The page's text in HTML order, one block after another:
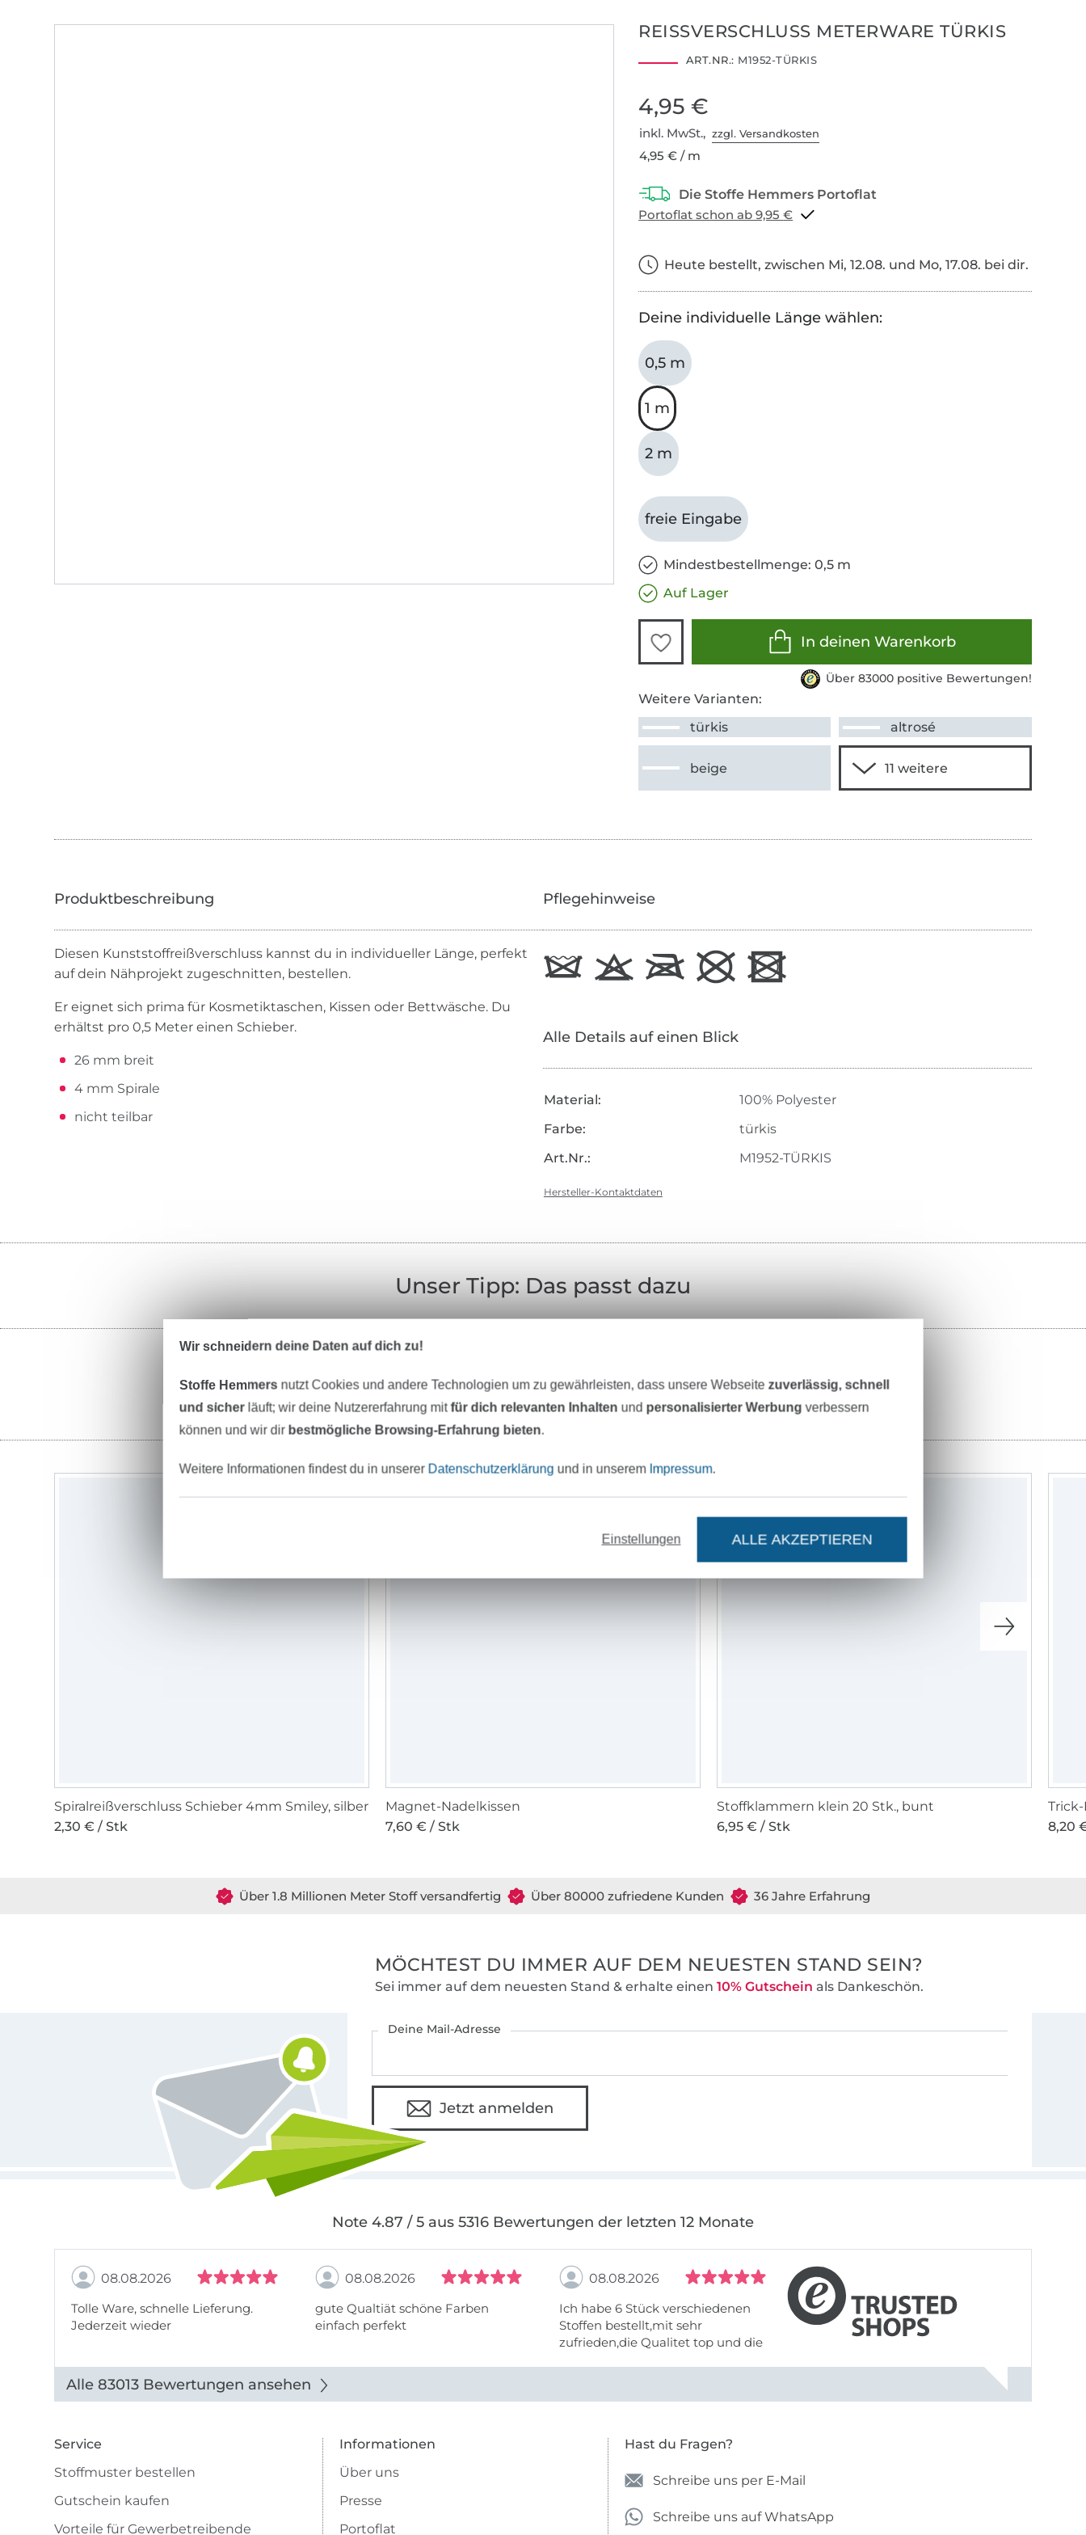
REISSVERSCHLUSS METERWARE TÜRKIS
ART.NR.: M1952-TÜRKIS
4,95 €
inkl. MwSt.,zzgl. Versandkosten
4,95 € / m
Portoflat schon ab 9,95 €
Heute bestellt, zwischen Mi, 12.08. und Mo, 17.08. bei dir.
Deine individuelle Länge wählen:
0,5 m
1 m
2 m
freie Eingabe
Mindestbestellmenge: 0,5 m
Auf Lager
In deinen Warenkorb
Über 83000 positive Bewertungen!
Weitere Varianten:
türkis
altrosé
beige
Diesen Kunststoffreißverschluss kannst du in individueller Länge, perfekt
auf dein Nähprojekt zugeschnitten, bestellen.
Er eignet sich prima für Kosmetiktaschen, Kissen oder Bettwäsche. Du
erhältst pro 0,5 Meter einen Schieber.
26 mm breit
4 mm Spirale
nicht teilbar
Pflegehinweise
Alle Details auf einen Blick
Material:
100% Polyester
Farbe:
türkis
Art.Nr.:
M1952-TÜRKIS
Hersteller-Kontaktdaten
Unser Tipp: Das passt dazu
Nähzubehör Schnittmuster
Spiralreißverschluss Schieber 4mm Smiley, silber
2,30 € / Stk
Magnet-Nadelkissen
7,60 € / Stk
Stoffklammern klein 20 Stk., bunt
6,95 € / Stk
8,20
Über 1.8 Millionen Meter Stoff versandfertig Über 80000 zufriedene Kunden 36 Jahre Erfahrung
MÖCHTEST DU IMMER AUF DEM NEUESTEN STAND SEIN?
Sei immer auf dem neuesten Stand & erhalte einen 10% Gutschein als Dankeschön.
Deine Mail-Adresse
Jetzt anmelden
Note 4.87 / 5 aus 5316 Bewertungen der letzten 12 Monate
08.08.2026
Tolle Ware, schnelle Lieferung.
Jederzeit wieder
08.08.2026
gute Qualtiät schöne Farben
einfach perfekt
08.08.2026
Ich habe 6 Stück verschiedenen
Stoffen bestellt,mit sehr
zufrieden,die Qualitet top und die
Alle 83013 Bewertungen ansehen
Service
Stoffmuster bestellen
Gutschein kaufen
Vorteile für Gewerbetreibende
Informationen
Über uns
Presse
Portoflat
Hast du Fragen?
Schreibe uns per E-Mail
Schreibe uns auf WhatsApp
Wir schneidern deine Daten auf dich zu!
Stoffe Hemmers nutzt Cookies und andere Technologien um zu gewährleisten, dass unsere Webseitezuverlässig, schnell
und sicherläuft; wir deine Nutzererfahrung mitfür dich relevanten Inhalten und personalisierter Werbung verbessern
können und wir dir bestmögliche Browsing-Erfahrung bieten.
Weitere Informationen findest du in unserer Datenschutzerklärung und in unserem Impressum.
Einstellungen ALLE AKZEPTIEREN